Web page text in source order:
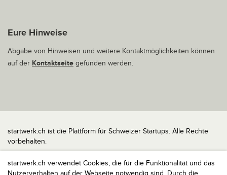
startwerk.ch verwendet Cookies, die für die Funktionalität und das
Nutzerverhalten auf der Webseite notwendig sind. Durch die
Eure Hinweise
Abgabe von Hinweisen und weitere Kontaktmöglichkeiten können
auf der Kontaktseite gefunden werden.
startwerk.ch ist die Plattform für Schweizer Startups. Alle Rechte
vorbehalten.
Impressum
Kontakt